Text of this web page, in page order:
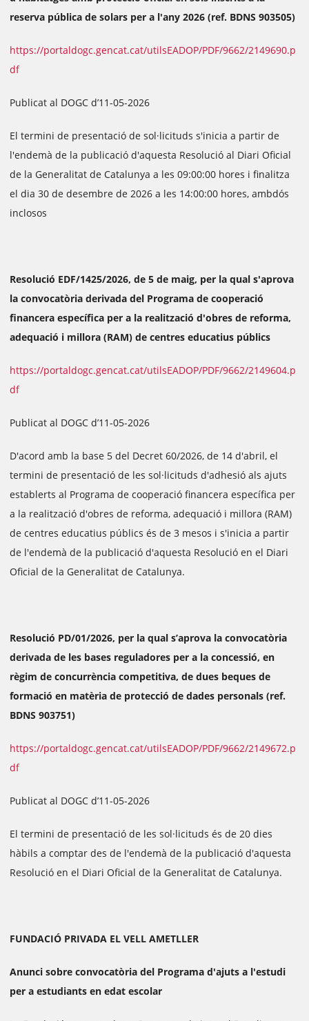
reserva pública de solars per a l'any 2026 (ref. BDNS 903505)
https://portaldogc.gencat.cat/utilsEADOP/PDF/9662/2149690.p
df
Publicat al DOGC d’11-05-2026
El termini de presentació de sol·licituds s'inicia a partir de
l'endemà de la publicació d'aquesta Resolució al Diari Oficial
de la Generalitat de Catalunya a les 09:00:00 hores i finalitza
el dia 30 de desembre de 2026 a les 14:00:00 hores, ambdós
inclosos
Resolució EDF/1425/2026, de 5 de maig, per la qual s'aprova
la convocatòria derivada del Programa de cooperació
financera específica per a la realització d'obres de reforma,
adequació i millora (RAM) de centres educatius públics
https://portaldogc.gencat.cat/utilsEADOP/PDF/9662/2149604.p
df
Publicat al DOGC d’11-05-2026
D'acord amb la base 5 del Decret 60/2026, de 14 d'abril, el
termini de presentació de les sol·licituds d'adhesió als ajuts
establerts al Programa de cooperació financera específica per
a la realització d'obres de reforma, adequació i millora (RAM)
de centres educatius públics és de 3 mesos i s'inicia a partir
de l'endemà de la publicació d'aquesta Resolució en el Diari
Oficial de la Generalitat de Catalunya.
Resolució PD/01/2026, per la qual s’aprova la convocatòria
derivada de les bases reguladores per a la concessió, en
règim de concurrència competitiva, de dues beques de
formació en matèria de protecció de dades personals (ref.
BDNS 903751)
https://portaldogc.gencat.cat/utilsEADOP/PDF/9662/2149672.p
df
Publicat al DOGC d’11-05-2026
El termini de presentació de les sol·licituds és de 20 dies
hàbils a comptar des de l'endemà de la publicació d'aquesta
Resolució en el Diari Oficial de la Generalitat de Catalunya.
FUNDACIÓ PRIVADA EL VELL AMETLLER
Anunci sobre convocatòria del Programa d'ajuts a l'estudi
per a estudiants en edat escolar